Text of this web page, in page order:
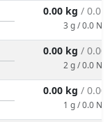
0.00 kg / 0.01
3 g / 0.0 N
0.00 kg / 0.00
2 g / 0.0 N
0.00 kg / 0.00
1 g / 0.0 N